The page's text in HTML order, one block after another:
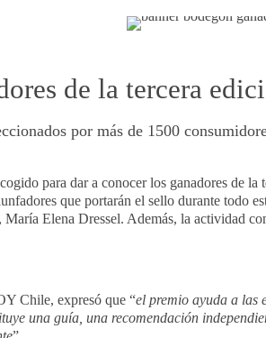
de la tercera
por más de 1500
para dar a conocer los ganadores de
que portarán el sello durante todo
Elena Dressel. Además, la actividad
Chile, expresó que “el premio ayuda a las
una guía, una recomendación